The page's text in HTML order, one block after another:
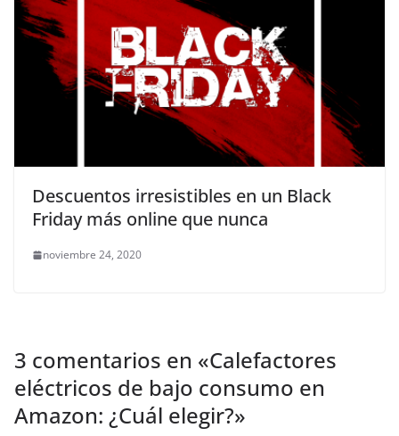
Descuentos irresistibles en un Black
Friday más online que nunca
noviembre 24, 2020
3 comentarios en «Calefactores
eléctricos de bajo consumo en
Amazon: ¿Cuál elegir?»